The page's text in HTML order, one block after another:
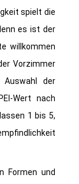
spielt die
es ist der
willkommen
Vorzimmer
Auswahl der
Wert nach
1 bis 5,
Formen und